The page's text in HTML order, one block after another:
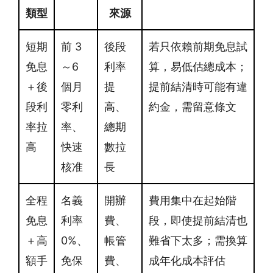
類型
來源
短期
免息
＋後
段利
率拉
高
前 3
～6
個月
零利
率、
快速
核准
後段
利率
提
高、
總期
數拉
長
若只依賴前期免息試
算，易低估總成本；
提前結清時可能有違
約金，需留意條文
全程
免息
＋高
額手
名義
利率
0%、
免保
開辦
費、
帳管
費、
費用集中在起始階
段，即使提前結清也
難省下太多；需換算
成年化成本評估